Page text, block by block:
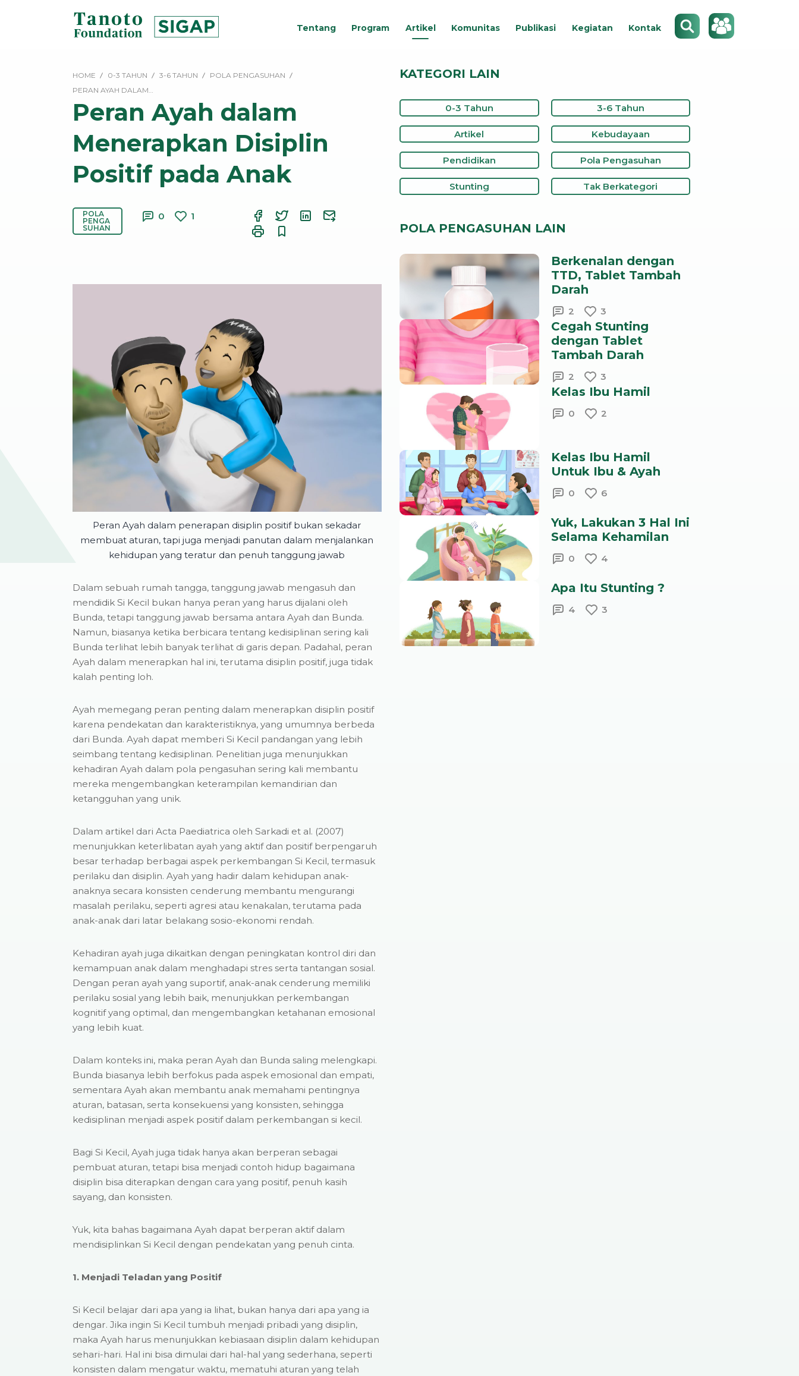
|
Tanoto
Tentang Program Artikel Komunitas Publikasi Kegiatan Kontak
Search
HOME 0-3 TAHUN 3-6 TAHUN
POLA PENGASUHAN
PERAN AYAH DALAM…
Peran Ayah dalam
Menerapkan Disiplin
Positif pada Anak
POLA
PENGA
SUHAN
0 1
Peran Ayah dalam penerapan disiplin positif bukan sekadar
membuat aturan, tapi juga menjadi panutan dalam menjalankan
kehidupan yang teratur dan penuh tanggung jawab
Dalam sebuah rumah tangga, tanggung jawab mengasuh dan
mendidik Si Kecil bukan hanya peran yang harus dijalani oleh
Bunda, tetapi tanggung jawab bersama antara Ayah dan Bunda.
Namun, biasanya ketika berbicara tentang kedisiplinan sering kali
Bunda terlihat lebih banyak terlihat di garis depan. Padahal, peran
Ayah dalam menerapkan hal ini, terutama disiplin positif, juga tidak
kalah penting loh.
Ayah memegang peran penting dalam menerapkan disiplin positif
karena pendekatan dan karakteristiknya, yang umumnya berbeda
dari Bunda. Ayah dapat memberi Si Kecil pandangan yang lebih
seimbang tentang kedisiplinan. Penelitian juga menunjukkan
kehadiran Ayah dalam pola pengasuhan sering kali membantu
mereka mengembangkan keterampilan kemandirian dan
ketangguhan yang unik.
Dalam artikel dari Acta Paediatrica oleh Sarkadi et al. (2007)
menunjukkan keterlibatan ayah yang aktif dan positif berpengaruh
besar terhadap berbagai aspek perkembangan Si Kecil, termasuk
perilaku dan disiplin. Ayah yang hadir dalam kehidupan anak-
anaknya secara konsisten cenderung membantu mengurangi
masalah perilaku, seperti agresi atau kenakalan, terutama pada
anak-anak dari latar belakang sosio-ekonomi rendah.
Kehadiran ayah juga dikaitkan dengan peningkatan kontrol diri dan
kemampuan anak dalam menghadapi stres serta tantangan sosial.
Dengan peran ayah yang suportif, anak-anak cenderung memiliki
perilaku sosial yang lebih baik, menunjukkan perkembangan
kognitif yang optimal, dan mengembangkan ketahanan emosional
yang lebih kuat.
Dalam konteks ini, maka peran Ayah dan Bunda saling melengkapi.
Bunda biasanya lebih berfokus pada aspek emosional dan empati,
sementara Ayah akan membantu anak memahami pentingnya
aturan, batasan, serta konsekuensi yang konsisten, sehingga
kedisiplinan menjadi aspek positif dalam perkembangan si kecil.
Bagi Si Kecil, Ayah juga tidak hanya akan berperan sebagai
pembuat aturan, tetapi bisa menjadi contoh hidup bagaimana
disiplin bisa diterapkan dengan cara yang positif, penuh kasih
sayang, dan konsisten.
Yuk, kita bahas bagaimana Ayah dapat berperan aktif dalam
mendisiplinkan Si Kecil dengan pendekatan yang penuh cinta.
1. Menjadi Teladan yang Positif
Si Kecil belajar dari apa yang ia lihat, bukan hanya dari apa yang ia
dengar. Jika ingin Si Kecil tumbuh menjadi pribadi yang disiplin,
maka Ayah harus menunjukkan kebiasaan disiplin dalam kehidupan
sehari-hari. Hal ini bisa dimulai dari hal-hal yang sederhana, seperti
konsisten dalam mengatur waktu, mematuhi aturan yang telah
KATEGORI LAIN
0-3 Tahun 3-6 Tahun
Artikel Kebudayaan
Pendidikan Pola Pengasuhan
Stunting Tak Berkategori
POLA PENGASUHAN LAIN
Berkenalan dengan
TTD, Tablet Tambah
Darah
2 3
Cegah Stunting
dengan Tablet
Tambah Darah
2 3
Kelas Ibu Hamil
0 2
Kelas Ibu Hamil
Untuk Ibu & Ayah
0 6
Yuk, Lakukan 3 Hal Ini
Selama Kehamilan
0 4
Apa Itu Stunting ?
4 3